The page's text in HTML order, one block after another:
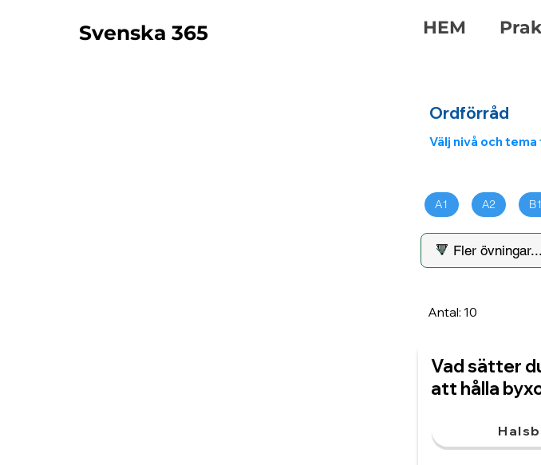
Svenska 365 HEM
Ordförråd
Välj nivå och
A1 A2 B1
Antal: 10
Vad sätter
att hålla